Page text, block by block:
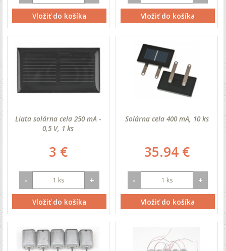
Vložiť do košíka Vložiť do košíka
Liata solárna cela 250 mA -
0,5 V, 1 ks
3 €
- +
Vložiť do košíka
Solárna cela 400 mA, 10 ks
35.94 €
- +
Vložiť do košíka